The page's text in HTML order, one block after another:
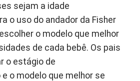
sejam a idade
o uso do andador da Fisher
o modelo que melhor
de cada bebê. Os pais
o estágio de
o modelo que melhor se